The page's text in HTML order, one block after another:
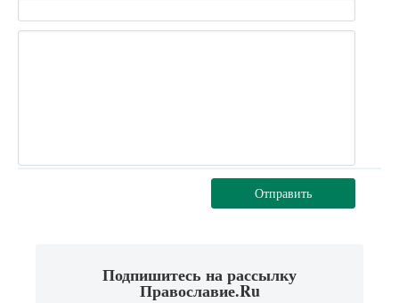
Отправить
Подпишитесь на рассылку
Православие.Ru